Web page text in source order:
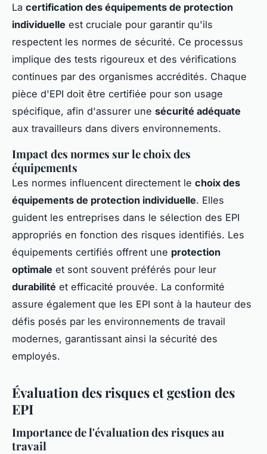
La certification des équipements de protection
individuelle est cruciale pour garantir qu'ils
respectent les normes de sécurité. Ce processus
implique des tests rigoureux et des vérifications
continues par des organismes accrédités. Chaque
pièce d'EPI doit être certifiée pour son usage
spécifique, afin d'assurer une sécurité adéquate
aux travailleurs dans divers environnements.
Impact des normes sur le choix des
équipements
Les normes influencent directement le choix des
équipements de protection individuelle. Elles
guident les entreprises dans le sélection des EPI
appropriés en fonction des risques identifiés. Les
équipements certifiés offrent une protection
optimale et sont souvent préférés pour leur
durabilité et efficacité prouvée. La conformité
assure également que les EPI sont à la hauteur des
défis posés par les environnements de travail
modernes, garantissant ainsi la sécurité des
employés.
Évaluation des risques et gestion des
EPI
Importance de l'évaluation des risques au
travail